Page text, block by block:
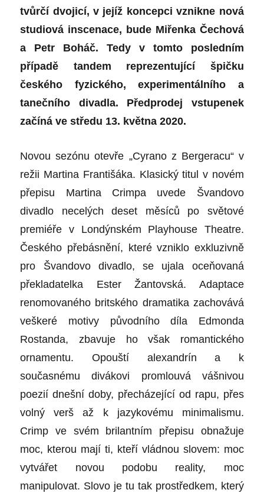
tvůrčí dvojicí, v jejíž koncepci vznikne nová
studiová inscenace, bude Miřenka Čechová
a Petr Boháč. Tedy v tomto posledním
případě tandem
reprezentující špičku
českého fyzického, experimentálního a
tanečního divadla. Předprodej vstupenek
začíná ve středu 13. května 2020.
Novou sezónu otevře „Cyrano z Bergeracu“ v
režii Martina Františáka. Klasický titul v novém
přepisu Martina Crimpa uvede Švandovo
divadlo necelých deset měsíců po světové
premiéře v Londýnském Playhouse Theatre.
Českého přebásnění, které vzniklo exkluzivně
pro Švandovo divadlo, se ujala oceňovaná
překladatelka Ester Žantovská. Adaptace
renomovaného britského dramatika zachovává
veškeré motivy původního díla Edmonda
Rostanda, zbavuje ho však romantického
ornamentu. Opouští alexandrín a k
současnému divákovi promlouvá vášnivou
poezií dnešní doby, přecházející od rapu, přes
volný verš až k jazykovému minimalismu.
Crimp ve svém brilantním přepisu obnažuje
moc, kterou mají ti, kteří vládnou slovem: moc
vytvářet novou podobu reality, moc
manipulovat. Slovo je tu tak prostředkem, který